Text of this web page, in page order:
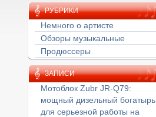
РУБРИКИ
Немного о артисте
Обзоры музыкальные
Продюссеры
ЗАПИСИ
Мотоблок Zubr JR-Q79:
мощный дизельный богатырь
для серьезной работы на